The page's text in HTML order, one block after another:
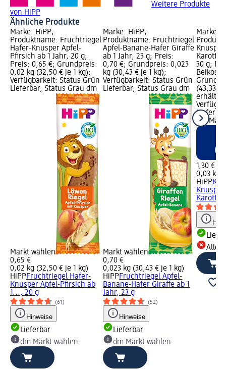
Weitere Produkte
von HiPP
Ähnliche Produkte
Marke: HiPP;
Produktname: Fruchtriegel
Hafer-Knusper Apfel-
Pfirsich ab 1 Jahr, 20 g;
Preis: 0,65 €; Grundpreis:
0,02 kg (32,50 € je 1 kg);
Verfügbarkeit: Status Grün
Lieferbar, Status Grau dm
Markt wählen
0,65 €
0,02 kg (32,50 € je 1 kg)
HiPPFruchtriegel Hafer-
Knusper Apfel-Pfirsich ab
1..., 20 g
(61)
Hinweise
Lieferbar
dm Markt wählen
Marke: HiPP;
Produktname: Fruchtriegel
Apfel-Banane-Hafer Giraffe
ab 1 Jahr, 23 g; Preis:
0,70 €; Grundpreis: 0,023
kg (30,43 € je 1 kg);
Verfügbarkeit: Status Grün
Lieferbar, Status Grau dm
Markt wählen
0,70 €
0,023 kg (30,43 € je 1 kg)
HiPPFruchtriegel Apfel-
Banane-Hafer Giraffe ab 1
Jahr, 23 g
(52)
Hinweise
Lieferbar
dm Markt wählen
Marke:
Karotte
30 g;
Beikost;
(43,33 €
dm
1,30 €
0,03 kg
HiPP
Karotte
Alle